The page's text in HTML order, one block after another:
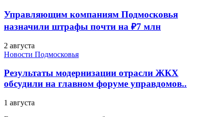
Управляющим компаниям Подмосковья
назначили штрафы почти на ₽7 млн
2 августа
Новости Подмосковья
Результаты модернизации отрасли ЖКХ
обсудили на главном форуме управдомов..
1 августа